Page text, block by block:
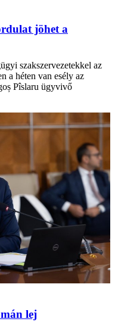
jöhet a
szakszervezetekkel az
a héten van esély az
Pîslaru ügyvivő
lej